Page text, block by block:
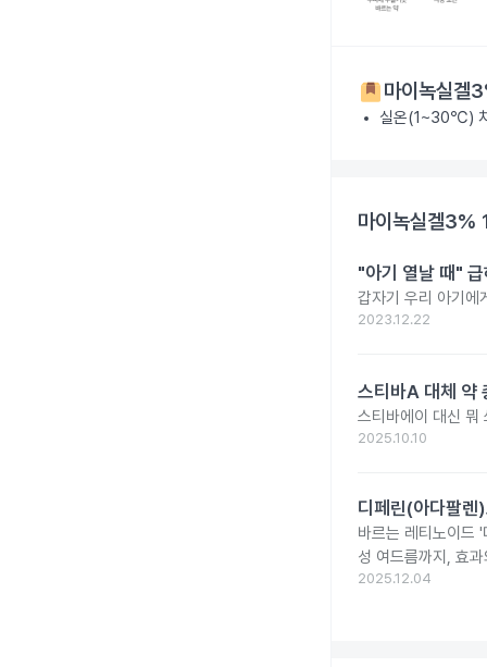
마이녹실겔
실온(1~30℃)
마이녹실겔3%
"아기 열날 때"
갑자기 우리 아기에
2023.12.22
스티바A 대체 약
스티바에이 대신 뭐
2025.10.10
디페린(아다팔렌
바르는 레티노이드
성 여드름까지, 효
2025.12.04